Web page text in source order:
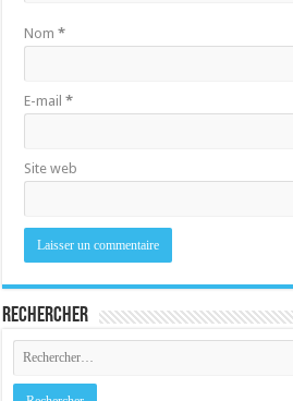
Nom*
E-mail*
Site web
Rechercher